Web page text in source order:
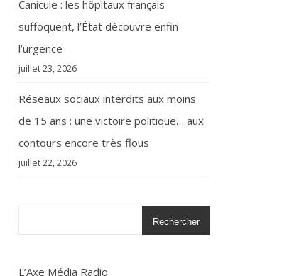
Canicule : les hôpitaux français
suffoquent, l’État découvre enfin
l’urgence
juillet 23, 2026
Réseaux sociaux interdits aux moins
de 15 ans : une victoire politique… aux
contours encore très flous
juillet 22, 2026
Rechercher
L’Axe Média Radio